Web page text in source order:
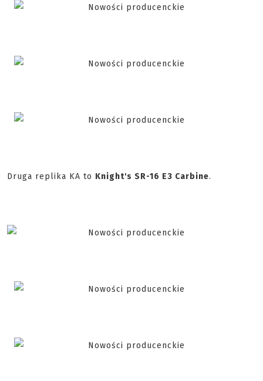
Druga replika KA to Knight's SR-16 E3 Carbine.